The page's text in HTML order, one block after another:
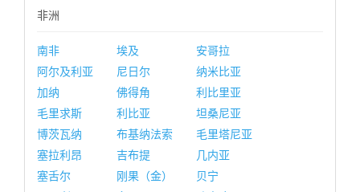
非洲
南非 埃及
安哥拉
阿尔及利亚
尼日尔
纳米比亚
加纳
佛得角
利比里亚
毛里求斯
利比亚
坦桑尼亚
博茨瓦纳
布基纳法索
毛里塔尼亚
塞拉利昂
吉布提
几内亚
塞舌尔
刚果（金）
贝宁